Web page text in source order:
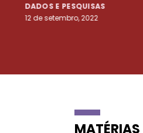
DADOS E PESQUISAS
12 de setembro, 2022
MATÉRIAS